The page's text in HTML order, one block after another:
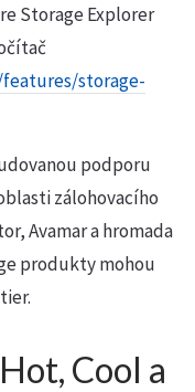
Storage Explorer
storage-
podporu
zálohovacího
Avamar a hromada
produkty mohou
Cool a